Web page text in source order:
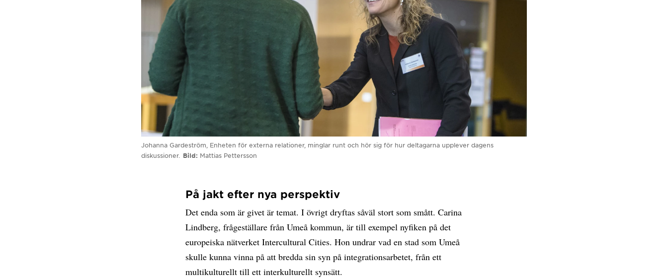
Johanna Gardeström, Enheten för externa relationer, minglar runt och hör sig för hur deltagarna upplever dagens
diskussioner. Bild Mattias Pettersson
På jakt efter nya perspektiv
Det enda som är givet är temat. I övrigt dryftas såväl stort som smått. Carina
Lindberg, frågeställare från Umeå kommun, är till exempel nyfiken på det
europeiska nätverket Intercultural Cities. Hon undrar vad en stad som Umeå
skulle kunna vinna på att bredda sin syn på integrationsarbetet, från ett
multikulturellt till ett interkulturellt synsätt.